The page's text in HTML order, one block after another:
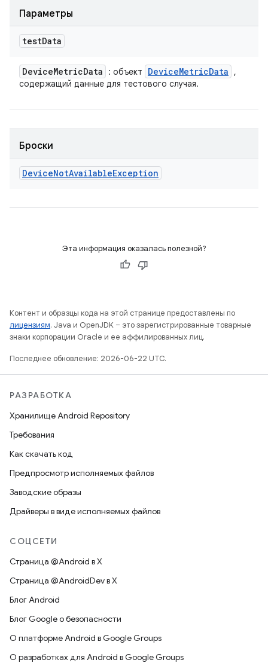
Параметры
testData
DeviceMetricData : объект DeviceMetricData
,
содержащий данные для тестового случая.
Броски
DeviceNotAvailableException
Эта информация оказалась полезной?
Контент и образцы кода на этой странице предоставлены по
лицензиям. Java и OpenJDK – это зарегистрированные товарные
знаки корпорации Oracle и ее аффилированных лиц.
Последнее обновление: 2026-06-22 UTC.
РАЗРАБОТКА
Хранилище Android Repository
Требования
Как скачать код
Предпросмотр исполняемых файлов
Заводские образы
Драйверы в виде исполняемых файлов
СОЦСЕТИ
Страница @Android в X
Страница @AndroidDev в X
Блог Android
Блог Google о безопасности
О платформе Android в Google Groups
О разработках для Android в Google Groups